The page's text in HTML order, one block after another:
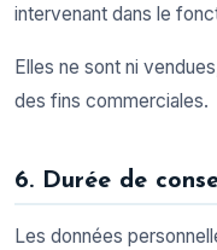
intervenant dans le
Elles ne sont ni
des fins commerciales.
6. Durée de
Les données